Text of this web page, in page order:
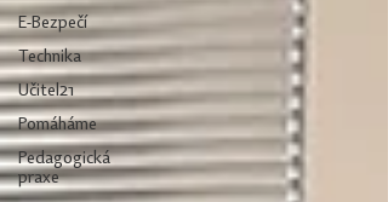
E-Bezpečí
Technika
Učitel21
Pomáháme
Pedagogická
praxe